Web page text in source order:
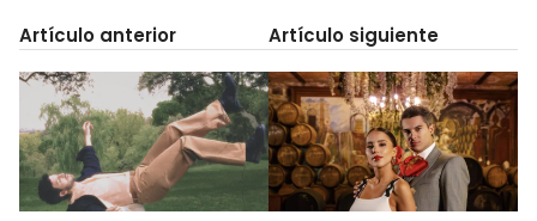
Artículo anterior Artículo siguiente